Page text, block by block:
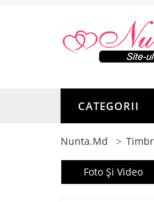
CATEGORII
Nunta.md
Foto Şi Video